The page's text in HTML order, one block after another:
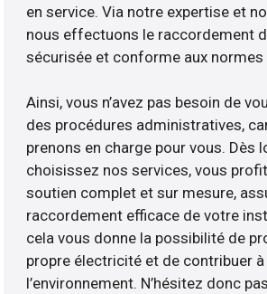
en service. Via notre expertise et
nous effectuons le raccordement
sécurisée et conforme aux normes
Ainsi, vous n’avez pas besoin de
des procédures administratives,
prenons en charge pour vous. Dès
choisissez nos services, vous
soutien complet et sur mesure,
raccordement efficace de votre
cela vous donne la possibilité de
propre électricité et de contribuer
l’environnement. N’hésitez donc